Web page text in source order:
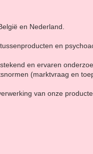
en Nederland.
en
en ervaren
(marktvraag en
van onze